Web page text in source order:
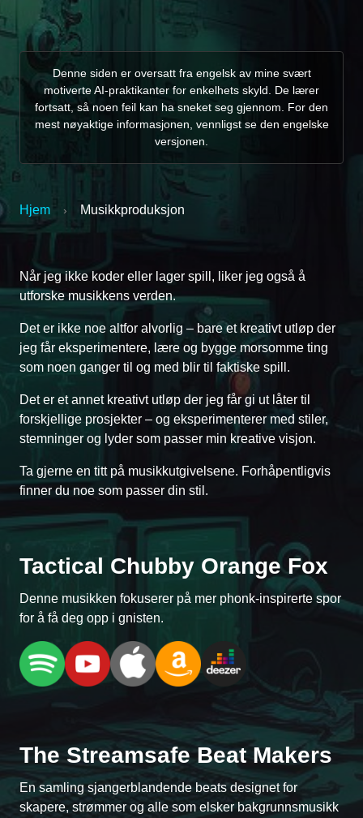
Denne siden er oversatt fra engelsk av mine svært
motiverte AI-praktikanter for enkelhets skyld. De lærer
fortsatt, så noen feil kan ha sneket seg gjennom. For den
mest nøyaktige informasjonen, vennligst se den engelske
versjonen.
Hjem › Musikkproduksjon
Når jeg ikke koder eller lager spill, liker jeg også å
utforske musikkens verden.
Det er ikke noe altfor alvorlig – bare et kreativt utløp der
jeg får eksperimentere, lære og bygge morsomme ting
som noen ganger til og med blir til faktiske spill.
Det er et annet kreativt utløp der jeg får gi ut låter til
forskjellige prosjekter – og eksperimenterer med stiler,
stemninger og lyder som passer min kreative visjon.
Ta gjerne en titt på musikkutgivelsene. Forhåpentligvis
finner du noe som passer din stil.
Tactical Chubby Orange Fox
Denne musikken fokuserer på mer phonk-inspirerte spor
for å få deg opp i gnisten.
The Streamsafe Beat Makers
En samling sjangerblandende beats designet for
skapere, strømmer og alle som elsker bakgrunnsmusikk